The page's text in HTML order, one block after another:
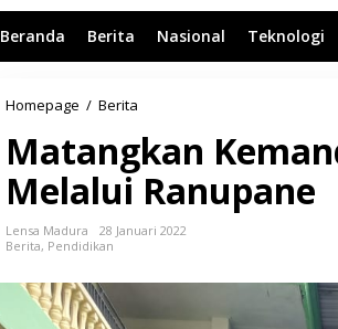
Beranda Berita Nasional Teknologi
Homepage / Berita
t
a
n
k
K
m
Matangkan
Melalui Ranupane
Lensa Madura
28 Januari 2022
Berita, Pendidikan